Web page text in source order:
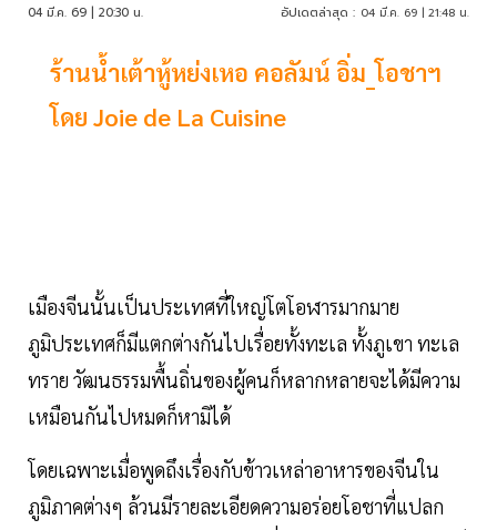
04 มี.ค. 69 | 20:30 น. อัปเดตล่าสุด : 04 มี.ค. 69 | 21:48 น.
ร้านน้ำเต้าหู้หย่งเหอ คอลัมน์ อิ่ม_โอชาฯ
โดย Joie de La Cuisine
เมืองจีนนั้นเป็นประเทศที่ใหญ่โตโอฬารมากมาย
ภูมิประเทศก็มีแตกต่างกันไปเรื่อยทั้งทะเล ทั้งภูเขา ทะเล
ทราย วัฒนธรรมพื้นถิ่นของผู้คนก็หลากหลายจะได้มีความ
เหมือนกันไปหมดก็หามิได้
โดยเฉพาะเมื่อพูดถึงเรื่องกับข้าวเหล่าอาหารของจีนใน
ภูมิภาคต่างๆ ล้วนมีรายละเอียดความอร่อยโอชาที่แปลก